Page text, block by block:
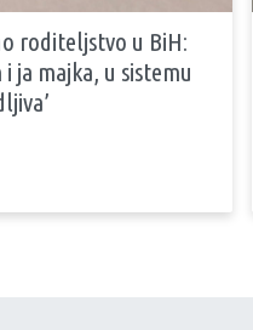
roditeljstvo u BiH:
i ja majka, u sistemu